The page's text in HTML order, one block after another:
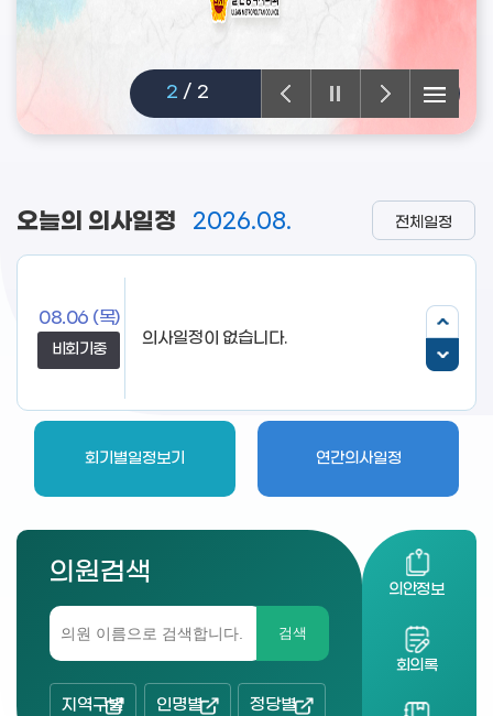
2 / 2
오늘의 의사일정 2026.08.
08.06 (목)
비회기중
회기별일정보기 연간의사일정
전체일정
의원검색
검색
지역구별 인명별 정당별
의안정보
회의록